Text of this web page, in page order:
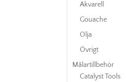
Akvarell
Gouache
Olja
Övrigt
Målartillbehör
Catalyst Tools